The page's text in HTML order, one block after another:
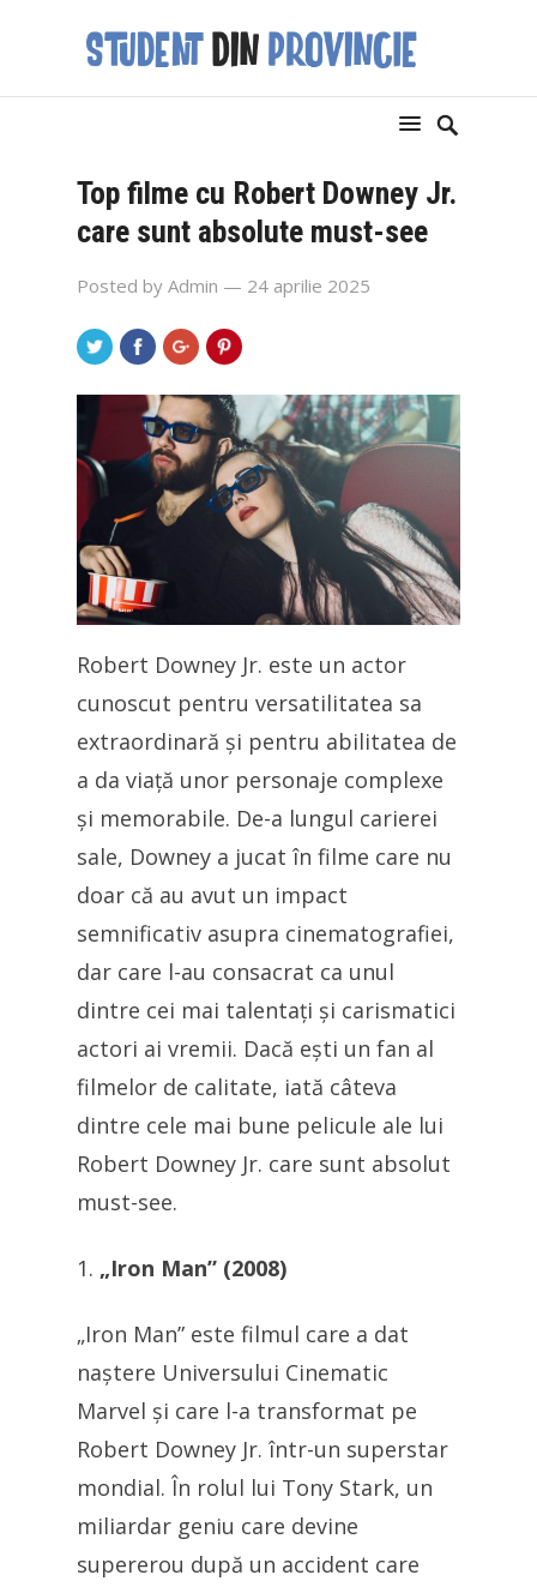
Top filme cu Robert Downey Jr.
care sunt absolute must-see
Posted by Admin — 24 aprilie 2025
Robert Downey Jr. este un actor
cunoscut pentru versatilitatea sa
extraordinară și pentru abilitatea de
a da viață unor personaje complexe
și memorabile. De-a lungul carierei
sale, Downey a jucat în filme care nu
doar că au avut un impact
semnificativ asupra cinematografiei,
dar care l-au consacrat ca unul
dintre cei mai talentați și carismatici
actori ai vremii. Dacă ești un fan al
filmelor de calitate, iată câteva
dintre cele mai bune pelicule ale lui
Robert Downey Jr. care sunt absolut
must-see.
„Iron Man” (2008)
„Iron Man” este filmul care a dat
naștere Universului Cinematic
Marvel și care l-a transformat pe
Robert Downey Jr. într-un superstar
mondial. În rolul lui Tony Stark, un
miliardar geniu care devine
supererou după un accident care